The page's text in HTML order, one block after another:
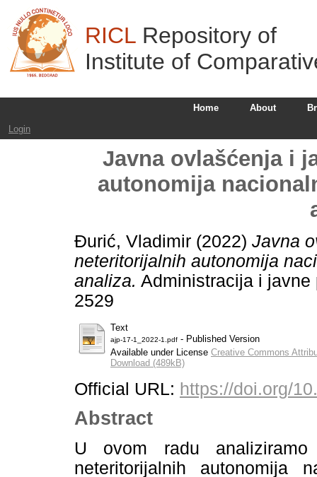
RICL Repository of
Institute of
Home About
Login
Javna ovlašćenja i
autonomija
Đurić, Vladimir (2022) Javna
neteritorijalnih autonomija
analiza. Administracija i javne
2529
Text
ajp-17-1_2022-1.pdf - Published Version
Available under License Creative Commons
Download (489kB)
Official URL: https://doi.org/
Abstract
U ovom radu
neteritorijalnih autonomija